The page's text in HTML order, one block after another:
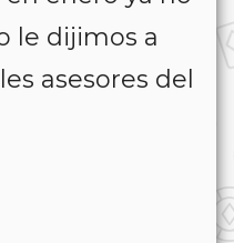
le dijimos a
asesores del